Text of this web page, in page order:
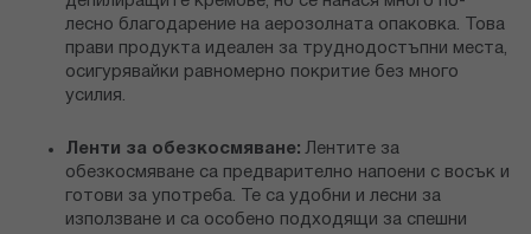
лесно благодарение на аерозолната опаковка. Това
прави продукта идеален за труднодостъпни места,
осигурявайки равномерно покритие без много
усилия.
Ленти за обезкосмяване:Лентите за
обезкосмяване са предварително напоени с восък и
готови за употреба. Те са удобни и лесни за
използване и са особено подходящи за спешни